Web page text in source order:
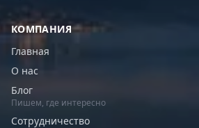
КОМПАНИЯ
Главная
О нас
Блог
Пишем, где интересно
Сотрудничество